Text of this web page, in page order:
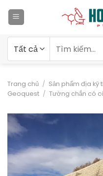
qua
kiếm:
Trang chủ / Sản phẩm địa kỹ
Geoquest / Tường chắn có